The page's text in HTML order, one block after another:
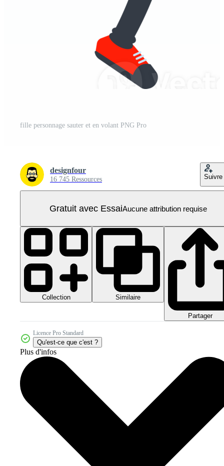
fille personnage sauter et en volant PNG Pro
designfour
16 745 Ressources Suivre
Gratuit avec EssaiAucune attribution requise
Collection Similaire
Partager
Licence Pro Standard
Qu'est-ce que c'est ?
Plus d'infos